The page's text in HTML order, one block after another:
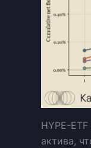
HYPE-
актива,